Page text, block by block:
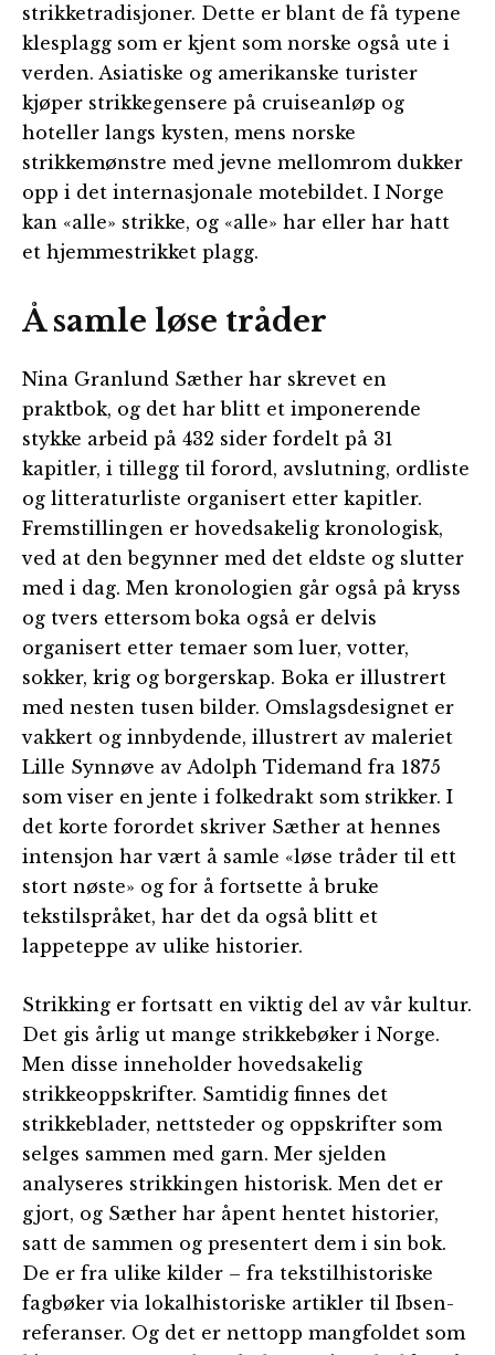
strikketradisjoner. Dette er blant de få typene
klesplagg som er kjent som norske også ute i
verden. Asiatiske og amerikanske turister
kjøper strikkegensere på cruiseanløp og
hoteller langs kysten, mens norske
strikkemønstre med jevne mellomrom dukker
opp i det internasjonale motebildet. I Norge
kan «alle» strikke, og «alle» har eller har hatt
et hjemmestrikket plagg.
Å samle løse tråder
Nina Granlund Sæther har skrevet en
praktbok, og det har blitt et imponerende
stykke arbeid på 432 sider fordelt på 31
kapitler, i tillegg til forord, avslutning, ordliste
og litteraturliste organisert etter kapitler.
Fremstillingen er hovedsakelig kronologisk,
ved at den begynner med det eldste og slutter
med i dag. Men kronologien går også på kryss
og tvers ettersom boka også er delvis
organisert etter temaer som luer, votter,
sokker, krig og borgerskap. Boka er illustrert
med nesten tusen bilder. Omslagsdesignet er
vakkert og innbydende, illustrert av maleriet
Lille Synnøve av Adolph Tidemand fra 1875
som viser en jente i folkedrakt som strikker. I
det korte forordet skriver Sæther at hennes
intensjon har vært å samle «løse tråder til ett
stort nøste» og for å fortsette å bruke
tekstilspråket, har det da også blitt et
lappeteppe av ulike historier.
Strikking er fortsatt en viktig del av vår kultur.
Det gis årlig ut mange strikkebøker i Norge.
Men disse inneholder hovedsakelig
strikkeoppskrifter. Samtidig finnes det
strikkeblader, nettsteder og oppskrifter som
selges sammen med garn. Mer sjelden
analyseres strikkingen historisk. Men det er
gjort, og Sæther har åpent hentet historier,
satt de sammen og presentert dem i sin bok.
De er fra ulike kilder – fra tekstilhistoriske
fagbøker via lokalhistoriske artikler til Ibsen-
referanser. Og det er nettopp mangfoldet som